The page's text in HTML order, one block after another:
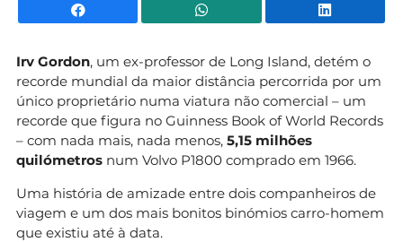
Facebook WhatsApp
Irv Gordon, um ex-professor de Long Island, detém o
recorde mundial da maior distância percorrida por um
único proprietário numa viatura não comercial – um
recorde que figura no Guinness Book of World Records
– com nada mais, nada menos, 5,15 milhões
quilómetros num Volvo P1800 comprado em 1966.
Uma história de amizade entre dois companheiros de
viagem e um dos mais bonitos binómios carro-homem
que existiu até à data.